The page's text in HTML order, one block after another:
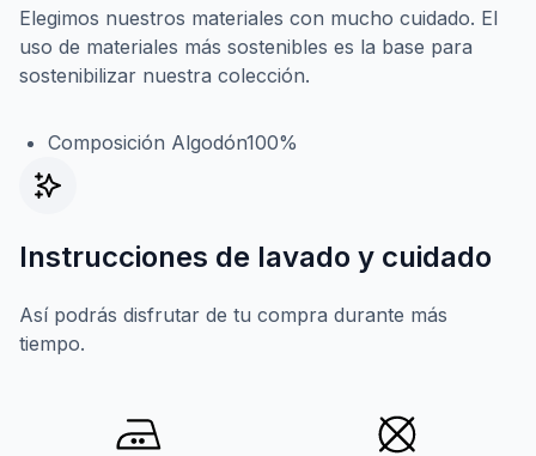
Elegimos nuestros materiales con mucho cuidado. El
uso de materiales más sostenibles es la base para
sostenibilizar nuestra colección.
Composición Algodón100%
Instrucciones de lavado y cuidado
Así podrás disfrutar de tu compra durante más
tiempo.